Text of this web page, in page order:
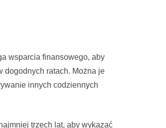
wsparcia finansowego, aby
dogodnych ratach. Można je
innych codziennych
trzech lat, aby wykazać